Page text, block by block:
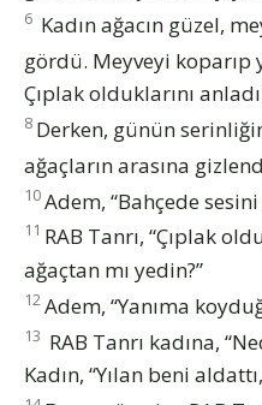
6 Kadın ağacın güzel,
gördü. Meyveyi koparıp
Çıplak olduklarını
8 Derken, günün
ağaçların arasına
10Adem, “Bahçede
11 RAB Tanrı, “Çıplak
ağaçtan mı yedin?”
12Adem, “Yanıma
13 RAB Tanrı kadına,
Kadın, “Yılan beni